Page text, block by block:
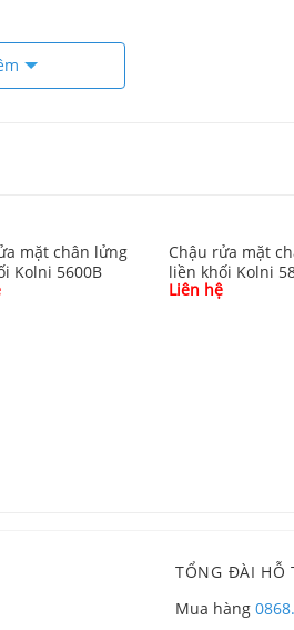
mặt chân lửng
Kolni 5600B
Chậu rửa mặt
liền khối Kolni
Liên hệ
TỔNG ĐÀI HỖ
Mua hàng